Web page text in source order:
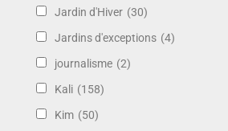
Jardin d'Hiver (30)
Jardins d'exceptions (4)
journalisme (2)
Kali (158)
Kim (50)